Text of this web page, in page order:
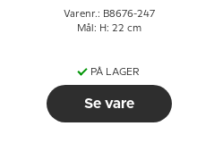
Varenr.: B8676-247
Mål: H: 22 cm
PÅ LAGER
Se vare